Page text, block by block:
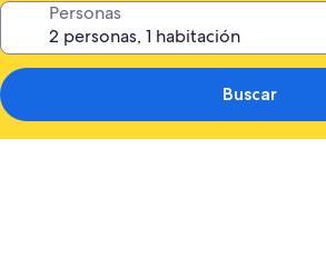
Personas
Buscar